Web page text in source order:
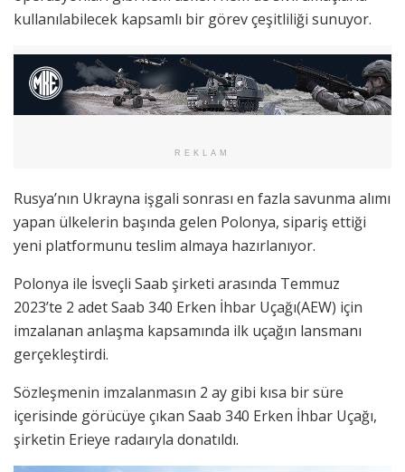
kullanılabilecek kapsamlı bir görev çeşitliliği sunuyor.
REKLAM
Rusya’nın Ukrayna işgali sonrası en fazla savunma alımı
yapan ülkelerin başında gelen Polonya, sipariş ettiği
yeni platformunu teslim almaya hazırlanıyor.
Polonya ile İsveçli Saab şirketi arasında Temmuz
2023’te 2 adet Saab 340 Erken İhbar Uçağı(AEW) için
imzalanan anlaşma kapsamında ilk uçağın lansmanı
gerçekleştirdi.
Sözleşmenin imzalanmasın 2 ay gibi kısa bir süre
içerisinde görücüye çıkan Saab 340 Erken İhbar Uçağı,
şirketin Erieye radaıryla donatıldı.